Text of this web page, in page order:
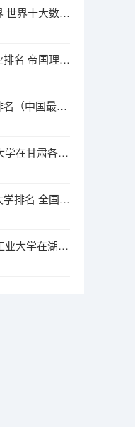
数学专业排名世界 世界十大数学强国
帝国理工大学专业排名 帝国理工学院本科申请条件有哪些
殡葬学专业大学排名（中国最好的殡仪大学）
2025年高考兰州大学在甘肃各批次选科要求有哪些
计算机专业排名大学排名 全国计算机专业最好的学校排名
2025年高考沈阳工业大学在湖南各批次选科要求有哪些